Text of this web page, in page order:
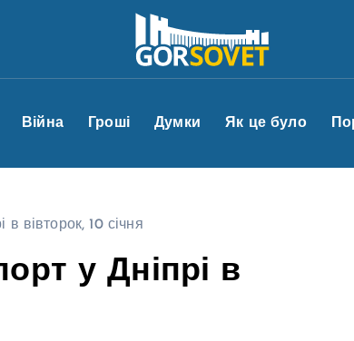
Війна Гроші Думки Як це було
вівторок, 10 січня
у Дніпрі в